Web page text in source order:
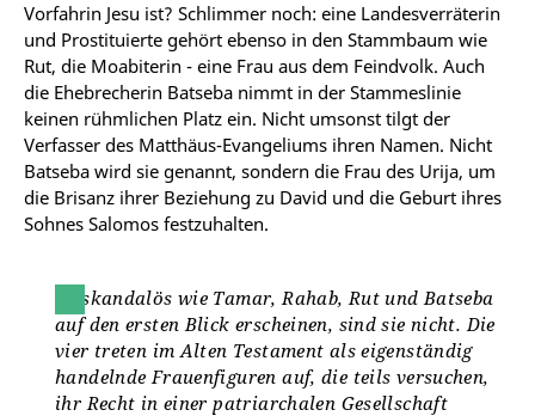
Vorfahrin Jesu ist? Schlimmer noch: eine Landesverräterin
und Prostituierte gehört ebenso in den Stammbaum wie
Rut, die Moabiterin - eine Frau aus dem Feindvolk. Auch
die Ehebrecherin Batseba nimmt in der Stammeslinie
keinen rühmlichen Platz ein. Nicht umsonst tilgt der
Verfasser des Matthäus-Evangeliums ihren Namen. Nicht
Batseba wird sie genannt, sondern die Frau des Urija, um
die Brisanz ihrer Beziehung zu David und die Geburt ihres
Sohnes Salomos festzuhalten.
So skandalös wie Tamar, Rahab, Rut und Batseba
auf den ersten Blick erscheinen, sind sie nicht. Die
vier treten im Alten Testament als eigenständig
handelnde Frauenfiguren auf, die teils versuchen,
ihr Recht in einer patriarchalen Gesellschaft